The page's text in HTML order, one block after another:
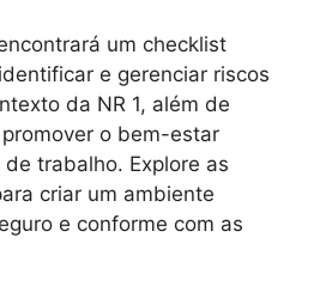
um checklist
e gerenciar riscos
da NR 1, além de
o bem-estar
trabalho. Explore as
criar um ambiente
e conforme com as